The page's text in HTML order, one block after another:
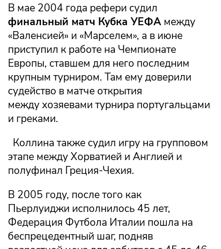
В мае 2004 года рефери судил
финальный матч Кубка УЕФА между
«Валенсией» и «Марселем», а в июне
приступил к работе на Чемпионате
Европы, ставшем для него последним
крупным турниром. Там ему доверили
судейство в матче открытия
между хозяевами турнира португальцами
и греками.
Коллина также судил игру на групповом
этапе между Хорватией и Англией и
полуфинал Греция-Чехия.
В 2005 году, после того как
Пьерлуиджи исполнилось 45 лет,
Федерация Футбола Италии пошла на
беспрецедентный шаг, подняв